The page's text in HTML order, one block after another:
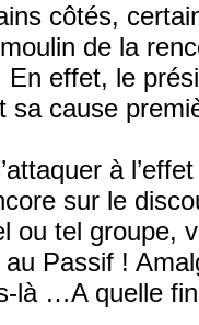
côtés,
moulin de la
En effet, le
sa cause
à
sur le
ou tel groupe,
au Passif !
là …A quelle